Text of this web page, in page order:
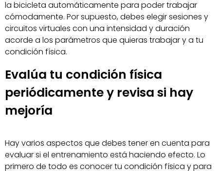
la bicicleta automáticamente para poder trabajar
cómodamente. Por supuesto, debes elegir sesiones y
circuitos virtuales con una intensidad y duración
acorde a los parámetros que quieras trabajar y a tu
condición física.
Evalúa tu condición física
periódicamente y revisa si hay
mejoría
Hay varios aspectos que debes tener en cuenta para
evaluar si el entrenamiento está haciendo efecto. Lo
primero de todo es conocer tu condición física y para